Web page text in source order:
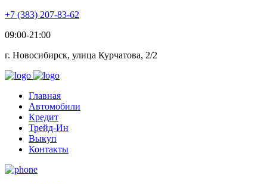
+7 (383) 207-83-62
09:00-21:00
г. Новосибирск, улица Курчатова, 2/2
Главная
Автомобили
Кредит
Трейд-Ин
Выкуп
Контакты